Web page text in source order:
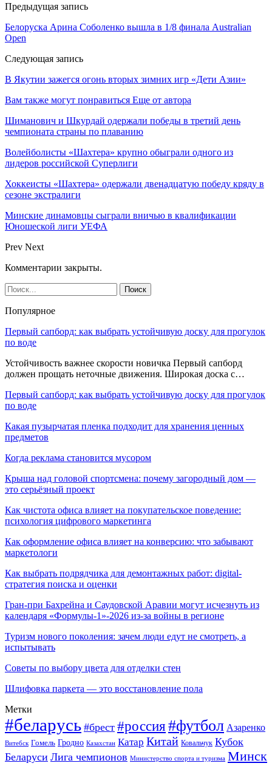
Предыдущая запись
Белоруска Арина Соболенко вышла в 1/8 финала Australian
Open
Следующая запись
В Якутии зажегся огонь вторых зимних игр «Дети Азии»
Вам также могут понравиться Еще от автора
Шиманович и Шкурдай одержали победы в третий день
чемпионата страны по плаванию
Волейболисты «Шахтера» крупно обыграли одного из
лидеров российской Суперлиги
Хоккеисты «Шахтера» одержали двенадцатую победу кряду в
сезоне экстралиги
Минские динамовцы сыграли вничью в квалификации
Юношеской лиги УЕФА
Prev Next
Комментарии закрыты.
Популярное
Первый сапборд: как выбрать устойчивую доску для прогулок
по воде
Устойчивость важнее скорости новичка Первый сапборд
должен прощать неточные движения. Широкая доска с…
Первый сапборд: как выбрать устойчивую доску для прогулок
по воде
Какая пузырчатая пленка подходит для хранения ценных
предметов
Когда реклама становится мусором
Крыша над головой спортсмена: почему загородный дом —
это серьёзный проект
Как чистота офиса влияет на покупательское поведение:
психология цифрового маркетинга
Как оформление офиса влияет на конверсию: что забывают
маркетологи
Как выбрать подрядчика для демонтажных работ: digital-
стратегия поиска и оценки
Гран-при Бахрейна и Саудовской Аравии могут исчезнуть из
календаря «Формулы-1»-2026 из-за войны в регионе
Туризм нового поколения: зачем люди едут не смотреть, а
испытывать
Советы по выбору цвета для отделки стен
Шлифовка паркета — это восстановление пола
Метки
#беларусь #брест #россия#футбол Азаренко
Витебск Гомель Гродно Казахстан Катар Китай Ковальчук Кубок
Беларуси Лига чемпионов Министерство спорта и туризма Минск